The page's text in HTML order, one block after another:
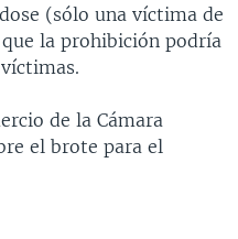
(sólo una víctima de
la prohibición podría
de la Cámara
el brote para el